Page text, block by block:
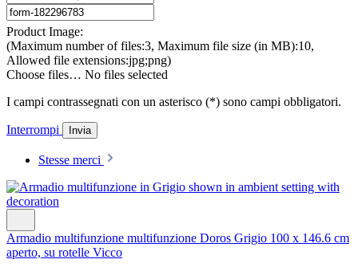
Product Image:
(Maximum number of files:3, Maximum file size (in MB):10,
Allowed file extensions:jpg;png)
Choose files… No files selected
I campi contrassegnati con un asterisco (*) sono campi obbligatori.
Interrompi Invia
Stesse merci
Armadio multifunzione multifunzione Doros Grigio 100 x 146.6 cm
aperto, su rotelle Vicco